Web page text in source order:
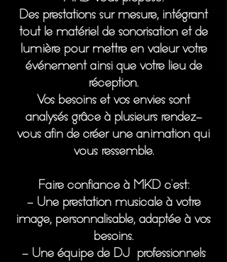
Des prestations sur mesure, intégrant
tout le matériel de sonorisation et de
lumière pour mettre en valeur votre
événement ainsi que votre lieu de
réception.​
Vos besoins et vos envies sont
analysés grâce à plusieurs rendez-
vous afin de créer une animation qui
vous ressemble.​
Faire confiance à MKDc'est:
- Une prestation musicale à votre
image, personnalisable, adaptée à vos
besoins.
- Une équipe de DJ professionnels